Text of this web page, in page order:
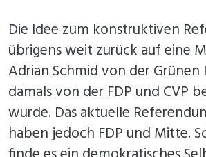
Die Idee zum konstruktiven
übrigens weit zurück auf eine
Adrian Schmid von der Grünen
damals von der FDP und CVP
wurde. Das aktuelle
haben jedoch FDP und Mitte.